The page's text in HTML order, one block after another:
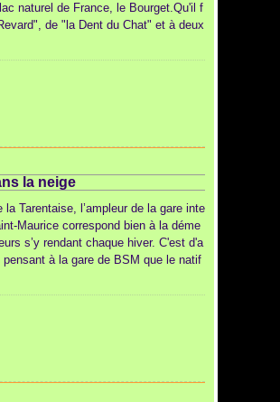
naturel de France, le Bourget.Qu'il f
de "la Dent du Chat" et à deux
la neige
Tarentaise, l’ampleur de la gare inte
Maurice correspond bien à la déme
s’y rendant chaque hiver. C'est d'a
à la gare de BSM que le natif